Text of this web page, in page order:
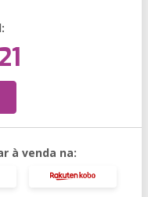
à venda na: